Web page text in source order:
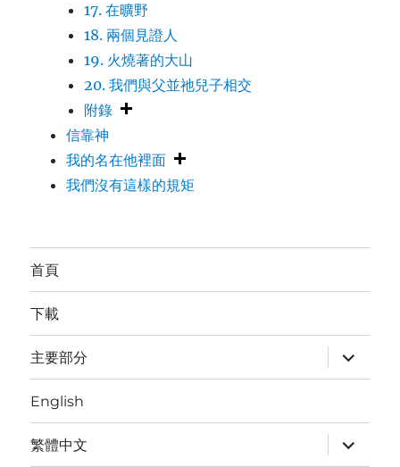
17. 在曠野
18. 兩個見證人
19. 火燒著的大山
20. 我們與父並祂兒子相交
附錄
信靠神
我的名在他裡面
我們沒有這樣的規矩
首頁
下載
主要部分
expand
child
menu
English
繁體中文
expand
child